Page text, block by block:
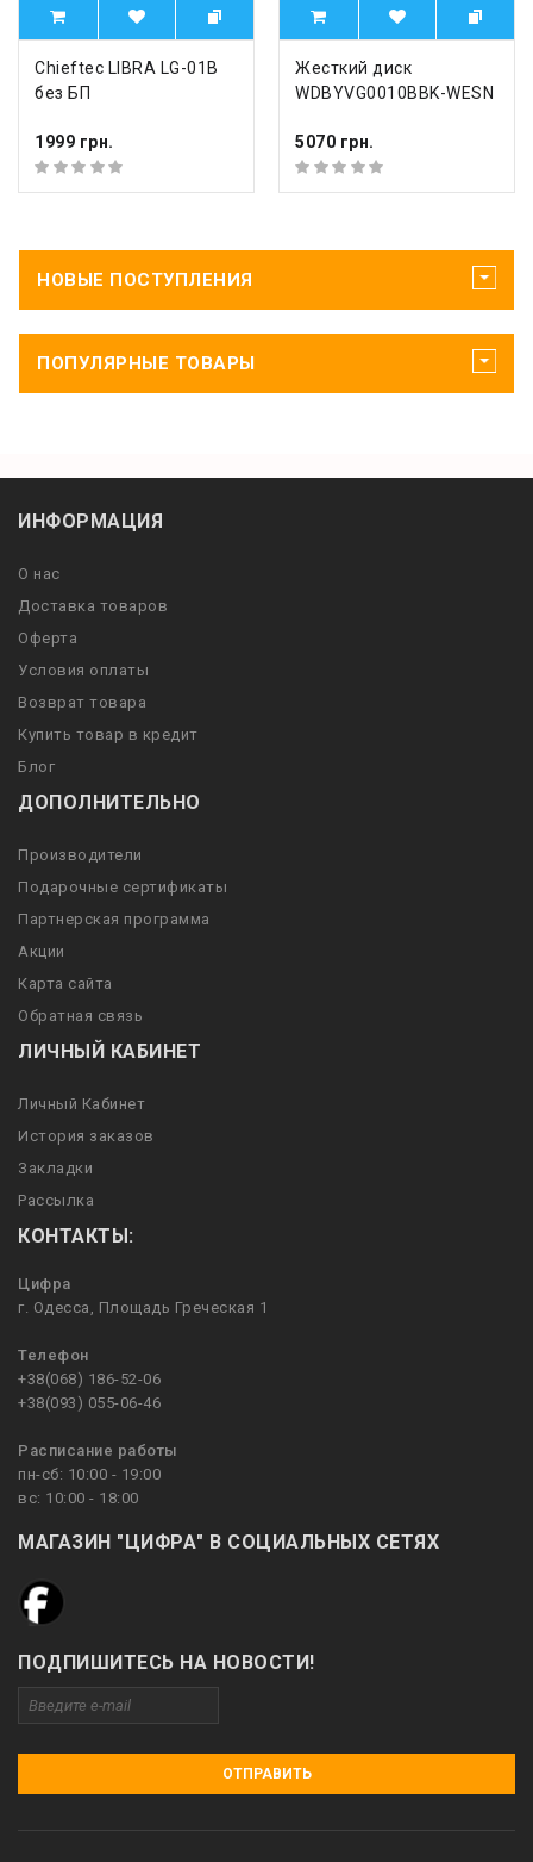
Chieftec LIBRA LG-01B
без БП
1999 грн.
Жесткий диск
WDBYVG0010BBK-WESN
5070 грн.
НОВЫЕ ПОСТУПЛЕНИЯ
ПОПУЛЯРНЫЕ ТОВАРЫ
ИНФОРМАЦИЯ
О нас
Доставка товаров
Оферта
Условия оплаты
Возврат товара
Купить товар в кредит
Блог
ДОПОЛНИТЕЛЬНО
Производители
Подарочные сертификаты
Партнерская программа
Акции
Карта сайта
Обратная связь
ЛИЧНЫЙ КАБИНЕТ
Личный Кабинет
История заказов
Закладки
Рассылка
КОНТАКТЫ:
Цифра
г. Одесса, Площадь Греческая 1
Телефон
+38(068) 186-52-06
+38(093) 055-06-46
Расписание работы
пн-сб: 10:00 - 19:00
вс: 10:00 - 18:00
МАГАЗИН "ЦИФРА" В СОЦИАЛЬНЫХ СЕТЯХ
ПОДПИШИТЕСЬ НА НОВОСТИ!
ОТПРАВИТЬ